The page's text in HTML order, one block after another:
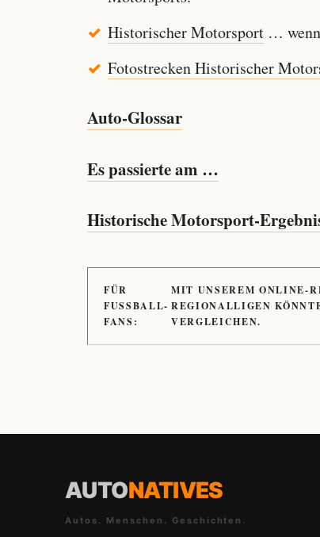
Historischer Motorsport… wenn
Fotostrecken Historischer
Auto-Glossar
Es passierte am …
Historische Motorsport-
FÜR
FUSSBALL-
FANS:
MIT UNSEREM ONLINE-
REGIONALLIGEN
VERGLEICHEN.
AUTONATIVES
Autos. Menschen. Geschichten.